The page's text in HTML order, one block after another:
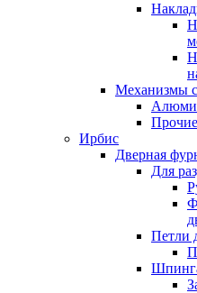
Механизмы
Ирбис
Дверная
Для
Петли